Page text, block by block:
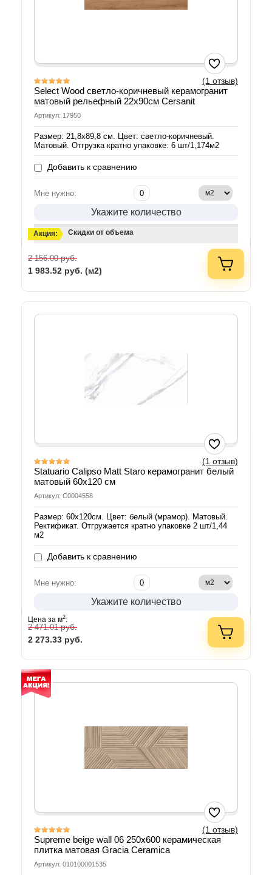
(1 отзыв)
Select Wood светло-коричневый керамогранит
матовый рельефный 22x90см Cersanit
Артикул: 17950
Размер: 21,8x89,8 см. Цвет: светло-коричневый.
Матовый. Отгрузка кратно упаковке: 6 шт/1,174м2
Добавить к сравнению
Мне нужно:
Укажите количество
Акция: Скидки от объема
2 156.00руб.
1 983.52 руб. (м2)
(1 отзыв)
Statuario Calipso Matt Staro керамогранит белый
матовый 60х120 см
Артикул: С0004558
Размер: 60х120см. Цвет: белый (мрамор). Матовый.
Ректификат. Отгружается кратно упаковке 2 шт/1,44
м2
Добавить к сравнению
Мне нужно:
Укажите количество
Цена за м2:
2 471.01руб.
2 273.33 руб.
(1 отзыв)
Supreme beige wall 06 250х600 керамическая
плитка матовая Gracia Ceramica
Артикул: 010100001535